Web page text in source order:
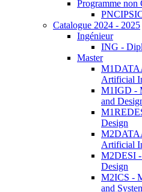
Programme non
Catalogue 2024 - 2025
Ingénieur
ING -
Master
Artificial
M1IGD -
and
Design
Artificial
M2DESI -
Design
M2ICS -
and